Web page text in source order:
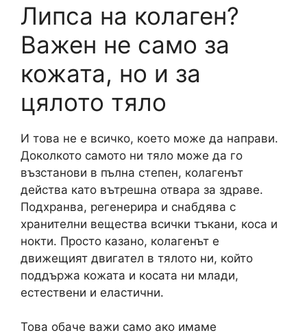
Липса на колаген?
Важен не само за
кожата, но и за
цялото тяло
И това не е всичко, което може да направи.
Доколкото самото ни тяло може да го
възстанови в пълна степен, колагенът
действа като вътрешна отвара за здраве.
Подхранва, регенерира и снабдява с
хранителни вещества всички тъкани, коса и
нокти. Просто казано, колагенът е
движещият двигател в тялото ни, който
поддържа кожата и косата ни млади,
естествени и еластични.
Това обаче важи само ако имаме